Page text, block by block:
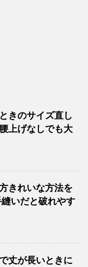
きのサイズ直し
上げなしでも大
きれいな方法を
いだと破れやす
丈が長いときに